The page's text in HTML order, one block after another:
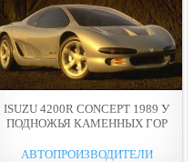
ISUZU 4200R CONCEPT 1989 У
ПОДНОЖЬЯ КАМЕННЫХ ГОР
АВТОПРОИЗВОДИТЕЛИ